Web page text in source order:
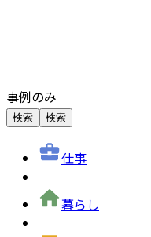
事例のみ
検索 検索
仕事
暮らし